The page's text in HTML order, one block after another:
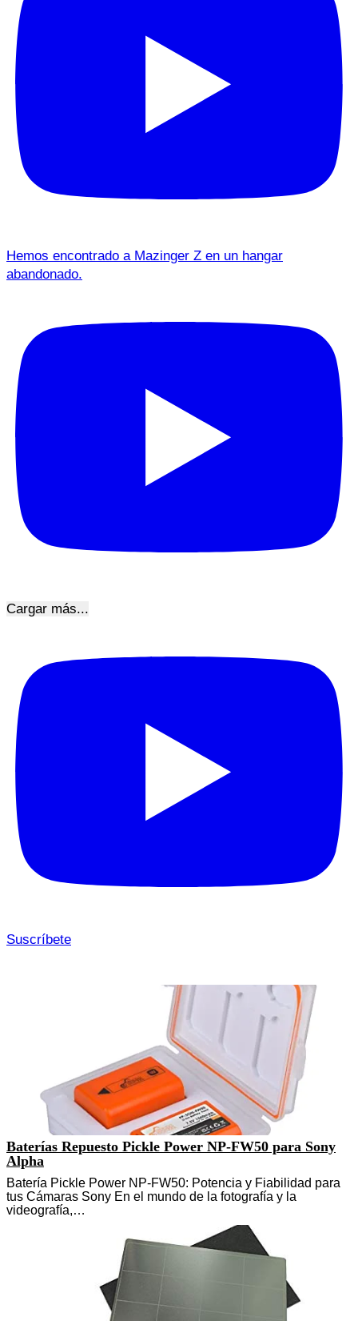
Hemos encontrado a Mazinger Z en un hangar
abandonado.
Cargar más...
Suscríbete
Baterías Repuesto Pickle Power NP-FW50 para Sony
Alpha
Batería Pickle Power NP-FW50: Potencia y Fiabilidad para
tus Cámaras Sony En el mundo de la fotografía y la
videografía,…